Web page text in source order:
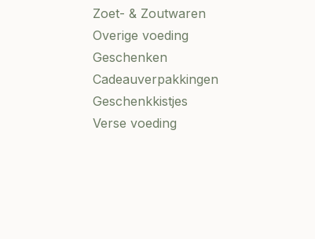
Zoet- & Zoutwaren
Overige voeding
Geschenken
Cadeauverpakkingen
Geschenkkistjes
Verse voeding